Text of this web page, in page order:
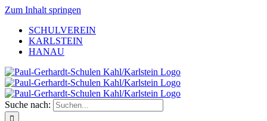
Zum Inhalt springen
SCHULVEREIN
KARLSTEIN
HANAU
Suche nach: